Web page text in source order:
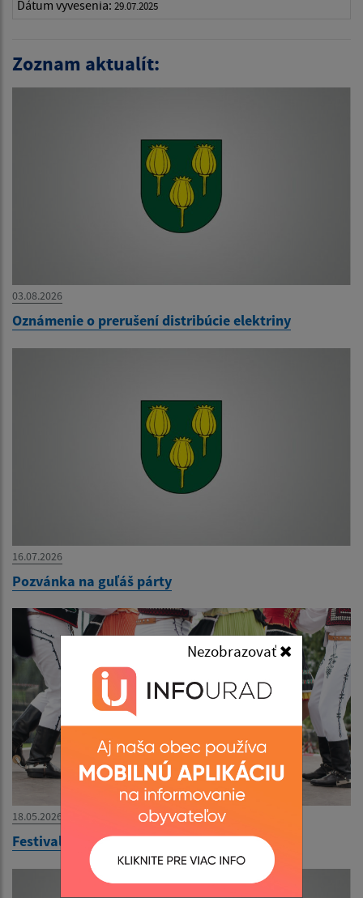
Nezobrazovať
Dátum vyvesenia: 29.07.2025
Zoznam aktualít:
03.08.2026
Oznámenie o prerušení distribúcie elektriny
16.07.2026
Pozvánka na guľáš párty
18.05.2026
Festival Miková